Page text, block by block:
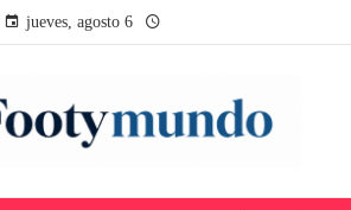
jueves, agosto 6